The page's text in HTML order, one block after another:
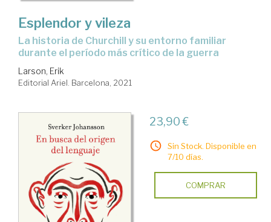
Esplendor y vileza
la historia de Churchill y su entorno familiar
durante el período más crítico de la guerra
Larson, Erik
Editorial Ariel. Barcelona, 2021
23,90 €
Sin Stock. Disponible en
7/10 días.
COMPRAR